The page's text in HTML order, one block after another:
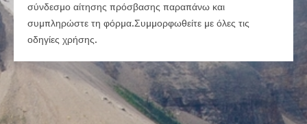
σύνδεσμο αίτησης πρόσβασης παραπάνω και
συμπληρώστε τη φόρμα.Συμμορφωθείτε με όλες τις
οδηγίες χρήσης.